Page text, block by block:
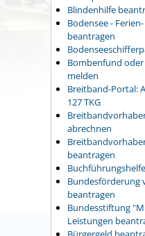
Blindenhilfe
Bodensee -
beantragen
Bombenfund
melden
Breitband-Portal:
127 TKG
abrechnen
beantragen
Bundesförderung
beantragen
Bundesstiftung
Leistungen